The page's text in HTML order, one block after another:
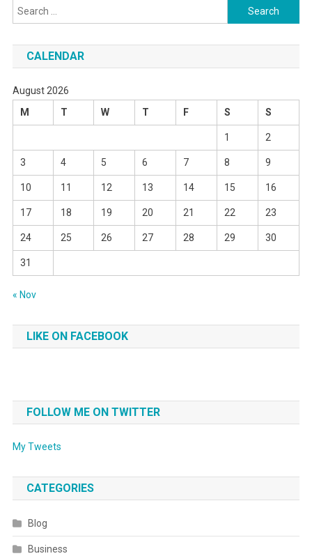
Search
for:
CALENDAR
August 2026
M
T W T F S S
1 2
3 4 5 6 7 8 9
10 11 12 13 14 15 16
17 18 19 20 21 22 23
24 25 26 27 28 29 30
31
« Nov
LIKE ON FACEBOOK
FOLLOW ME ON TWITTER
My Tweets
CATEGORIES
Blog
Business